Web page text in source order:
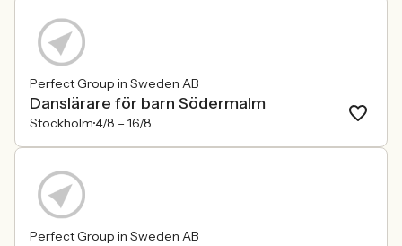
Perfect Group in Sweden AB
Danslärare för barn Södermalm
Stockholm4/8 – 16/8
Perfect Group in Sweden AB